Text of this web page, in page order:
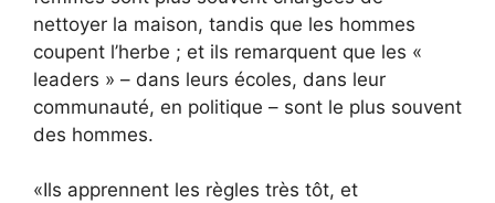
nettoyer la maison, tandis que les hommes
coupent l’herbe ; et ils remarquent que les «
leaders » – dans leurs écoles, dans leur
communauté, en politique – sont le plus souvent
des hommes.
«Ils apprennent les règles très tôt, et